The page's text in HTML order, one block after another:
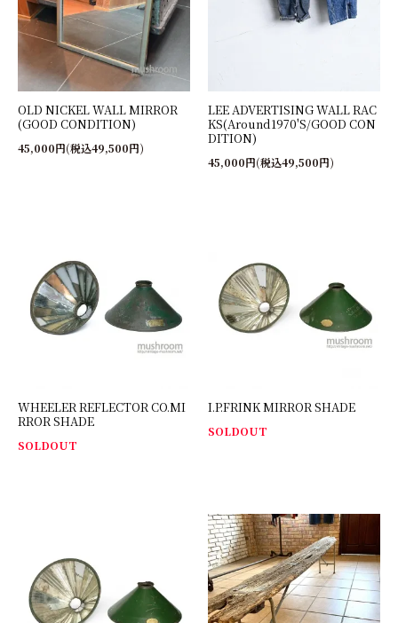
OLD NICKEL WALL MIRROR
(GOOD CONDITION)
45,000円(税込49,500円)
LEE ADVERTISING WALL RAC
KS(Around1970'S/GOOD CON
DITION)
45,000円(税込49,500円)
WHEELER REFLECTOR CO.MI
RROR SHADE
SOLDOUT
I.P.FRINK MIRROR SHADE
SOLDOUT